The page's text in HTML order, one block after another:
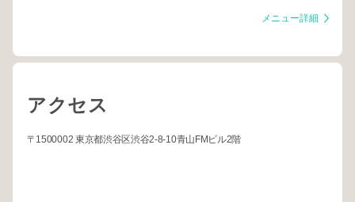
メニュー詳細
アクセス
〒1500002 東京都渋谷区渋谷2-8-10青山FMビル2階